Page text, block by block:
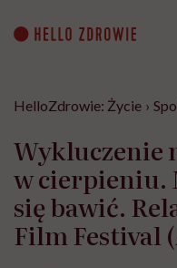
content
HelloZdrowie: Życie ›
Wykluczenie
w cierpieniu.
się bawić.
Film Festival